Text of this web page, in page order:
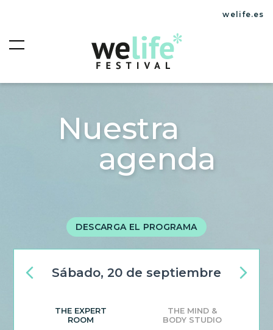
welife.es
Nuestra
agenda
DESCARGA EL PROGRAMA
sábado, 20 de septiembre
THE EXPERT
ROOM
THE MIND &
BODY STUDIO